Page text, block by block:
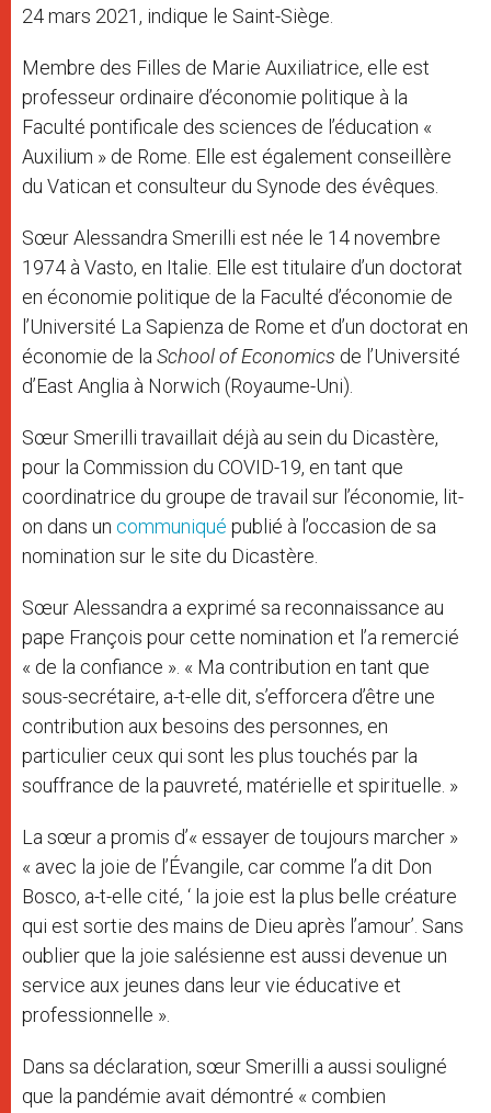
24 mars 2021, indique le Saint-Siège.
Membre des Filles de Marie Auxiliatrice, elle est
professeur ordinaire d’économie politique à la
Faculté pontificale des sciences de l’éducation «
Auxilium » de Rome. Elle est également conseillère
du Vatican et consulteur du Synode des évêques.
Sœur Alessandra Smerilli est née le 14 novembre
1974 à Vasto, en Italie. Elle est titulaire d’un doctorat
en économie politique de la Faculté d’économie de
l’Université La Sapienza de Rome et d’un doctorat en
économie de laSchool of Economics de l’Université
d’East Anglia à Norwich (Royaume-Uni).
Sœur Smerilli travaillait déjà au sein du Dicastère,
pour la Commission du COVID-19, en tant que
coordinatrice du groupe de travail sur l’économie, lit-
on dans un communiqué publié à l’occasion de sa
nomination sur le site du Dicastère.
Sœur Alessandra a exprimé sa reconnaissance au
pape François pour cette nomination et l’a remercié
« de la confiance ». « Ma contribution en tant que
sous-secrétaire, a-t-elle dit, s’efforcera d’être une
contribution aux besoins des personnes, en
particulier ceux qui sont les plus touchés par la
souffrance de la pauvreté, matérielle et spirituelle. »
La sœur a promis d’« essayer de toujours marcher »
« avec la joie de l’Évangile, car comme l’a dit Don
Bosco, a-t-elle cité, ‘ la joie est la plus belle créature
qui est sortie des mains de Dieu après l’amour’. Sans
oublier que la joie salésienne est aussi devenue un
service aux jeunes dans leur vie éducative et
professionnelle ».
Dans sa déclaration, sœur Smerilli a aussi souligné
que la pandémie avait démontré « combien